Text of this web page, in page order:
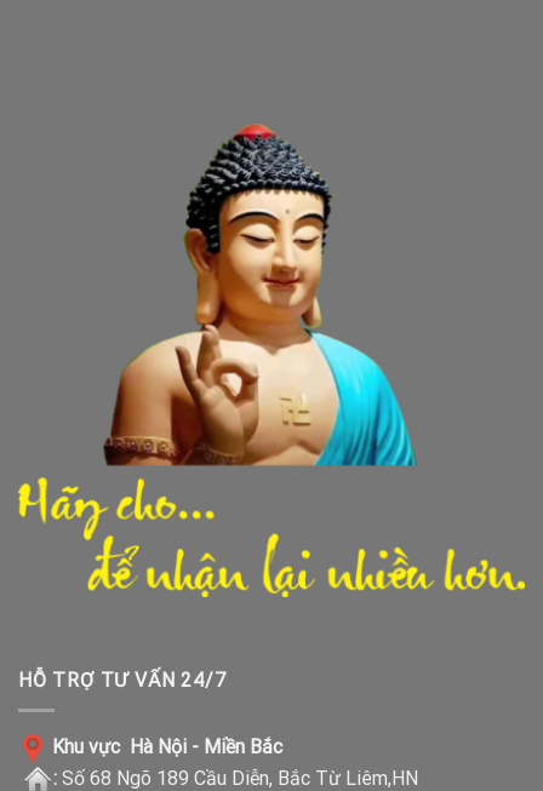
HỖ TRỢ TƯ VẤN 24/7
Khu vực Hà Nội - Miền Bắc
: Số 68 Ngõ 189 Cầu Diễn, Bắc Từ Liêm,HN